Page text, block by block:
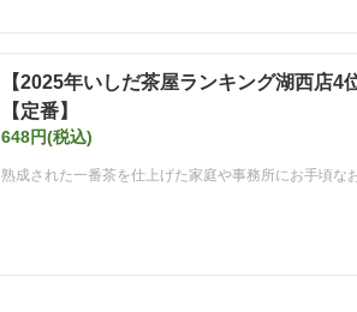
【2025年いしだ茶屋ランキング湖西店4
【定番】
648円(税込)
熟成された一番茶を仕上げた家庭や事務所にお手頃な